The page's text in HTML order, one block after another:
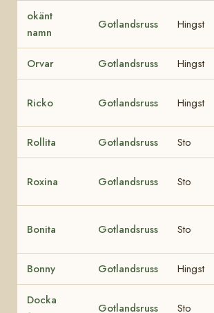
okänt
namn
Gotlandsruss Hingst
Orvar Gotlandsruss Hingst
Ricko Gotlandsruss Hingst
Rollita Gotlandsruss Sto
Roxina Gotlandsruss Sto
Bonita Gotlandsruss Sto
Bonny Gotlandsruss Hingst
Docka
Gotlandsruss Sto